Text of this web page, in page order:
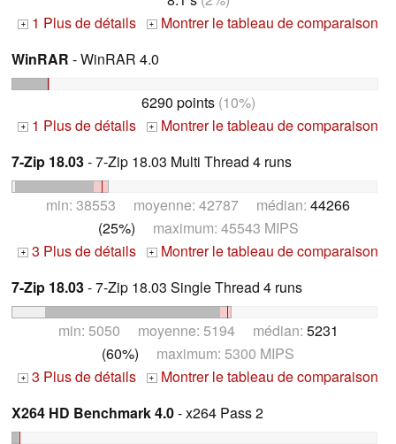
+ 1 Plus de détails + Montrer le tableau de comparaison
WinRAR - WinRAR 4.0
6290 points(10%)
+ 1 Plus de détails + Montrer le tableau de comparaison
7-Zip 18.03- 7-Zip 18.03 Multi Thread 4 runs
min: 38553 moyenne: 42787 médian: 44266
(25%) maximum: 45543 MIPS
+ 3 Plus de détails + Montrer le tableau de comparaison
7-Zip 18.03- 7-Zip 18.03 Single Thread 4 runs
min: 5050 moyenne: 5194 médian: 5231
(60%) maximum: 5300 MIPS
+ 3 Plus de détails + Montrer le tableau de comparaison
X264 HD Benchmark 4.0- x264 Pass 2